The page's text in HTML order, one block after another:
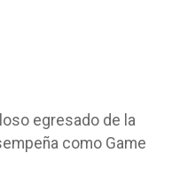
egresado de la
como Game